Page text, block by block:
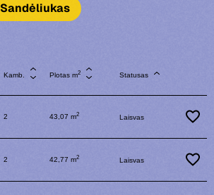
Sandėliukas
Kamb. Plotas m2 Statusas
2 43,07 m2 Laisvas
2 42,77 m2 Laisvas